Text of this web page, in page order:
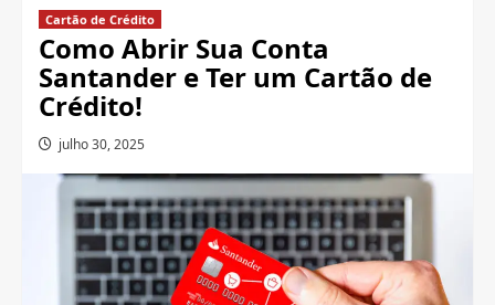
Cartão de Crédito
Como Abrir Sua Conta
Santander e Ter um Cartão de
Crédito!
julho 30, 2025